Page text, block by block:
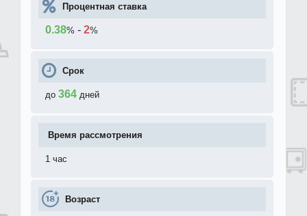
Процентная ставка
0.38% - 2%
Срок
до 364 дней
Время рассмотрения
1 час
Возраст